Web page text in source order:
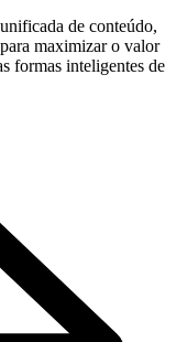
de conteúdo,
maximizar o valor
formas inteligentes de